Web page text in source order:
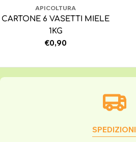
APICOLTURA
CARTONE 6 VASETTI MIELE
1KG
Prezzo
€0,90
SPEDIZIONI